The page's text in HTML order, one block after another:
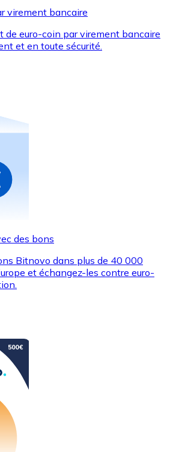
Visa et Mastercard pour acheter
cadeaux de vos marques
de cartes-cadeaux
virement bancaire
de euro-coin par virement bancaire
et en toute sécurité.
des bons
Bitnovo dans plus de 40 000
et échangez-les contre euro-